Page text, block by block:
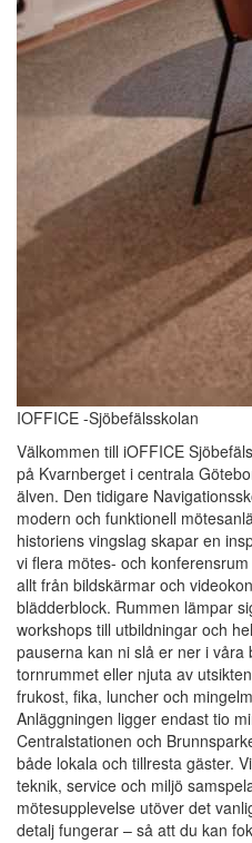
IOFFICE -Sjöbefälsskolan
Välkommen till iOFFICE
på Kvarnberget i centrala
älven. Den tidigare
modern och funktionell
historiens vingslag skapar en
vi flera mötes- och
allt från bildskärmar och
blädderblock. Rummen lämpar
workshops till utbildningar och
pauserna kan ni slå er ner i våra
tornrummet eller njuta av
frukost, fika, luncher och
Anläggningen ligger endast tio
Centralstationen och
både lokala och tillresta gäster.
teknik, service och miljö
mötesupplevelse utöver det
detalj fungerar – så att du kan